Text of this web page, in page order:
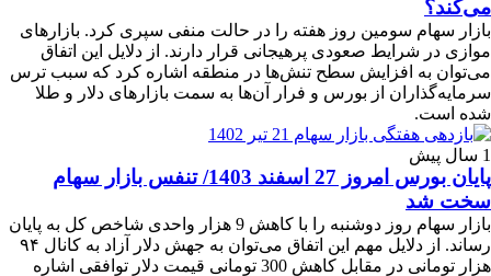
می‌‎کند؟
بازار سهام سومین روز هفته را در حالت منفی سپری کرد. بازارهای
موازی در شرایط صعودی پرهیجانی قرار دارند. از دلایل این اتفاق
می‌توان به افزایش سطح تنش‌ها در منطقه اشاره کرد که سبب ترس
سرمایه‌گذاران از بورس و فرار آن‌ها به سمت بازارهای دلار و طلا
شده است.
1 سال پیش
پایان بورس امروز 27 اسفند 1403/ تنفس بازار سهام
سخت شد
بازار سهام روز دوشنبه را با کاهش 9 هزار واحدی شاخص کل به پایان
رساند. از دلایل مهم این اتفاق می‌توان به جهش دلار آزاد به کانال ۹۴
هزار تومانی در مقابل کاهش 300 تومانی قیمت دلار توافقی اشاره